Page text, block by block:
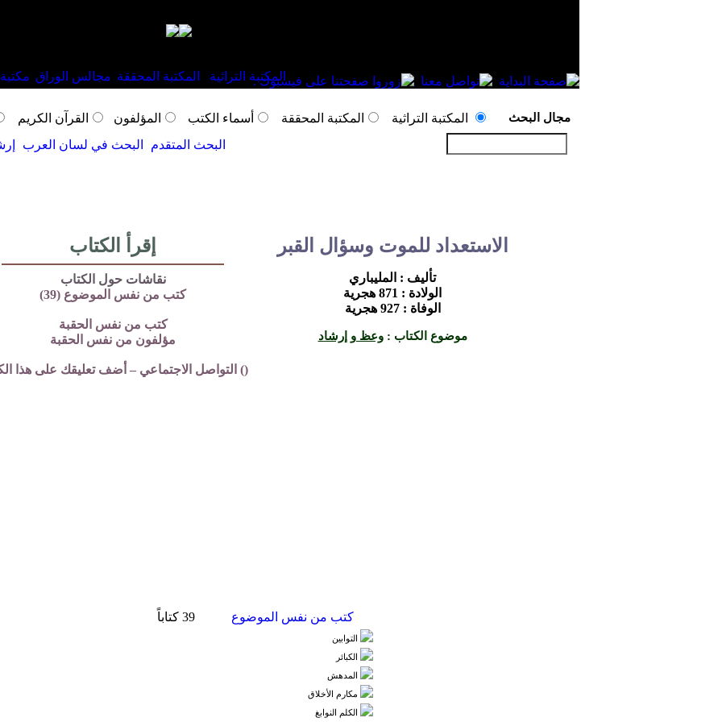
المكتبة التراثية المكتبة المحققة مجالس الوراق
مجال البحث المكتبة التراثية المكتبة المحققة أسماء الكتب المؤلفون
القرآن الكريم
البحث المتقدم
البحث في لسان العرب
الاستعداد للموت وسؤال القبر
تأليف : المليباري
الولادة : 871 هجرية
الوفاة : 927 هجرية
موضوع الكتاب :وعظ و إرشاد
إقرأ الكتاب
نقاشات حول الكتاب
كتب من نفس الموضوع (39)
كتب من نفس الحقبة
مؤلفون من نفس الحقبة
() التواصل الاجتماعي – أضف تعليقك على هذا
كتب من نفس الموضوع 39 كتاباً
التوابين
الكبائر
المدهش
مكارم الأخلاق
الكلم النوابغ